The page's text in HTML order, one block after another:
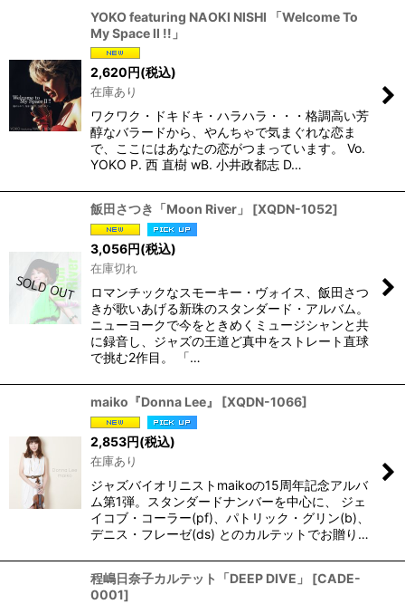
YOKO featuring NAOKI NISHI 「Welcome To
My Space ll !!」
2,620円(税込)
在庫あり
ワクワク・ドキドキ・ハラハラ・・・格調高い芳
醇なバラードから、やんちゃで気まぐれな恋ま
で、ここにはあなたの恋がつまっています。 Vo.
YOKO P. 西 直樹 wB. 小井政都志 D…
飯田さつき「Moon River」 [XQDN-1052]
3,056円(税込)
在庫切れ
ロマンチックなスモーキー・ヴォイス、飯田さつ
きが歌いあげる新珠のスタンダード・アルバム。
ニューヨークで今をときめくミュージシャンと共
に録音し、ジャズの王道ど真中をストレート直球
で挑む2作目。 「…
maiko『Donna Lee』 [XQDN-1066]
2,853円(税込)
在庫あり
ジャズバイオリニストmaikoの15周年記念アルバ
ム第1弾。スタンダードナンバーを中心に、 ジェ
イコブ・コーラー(pf)、パトリック・グリン(b)、
デニス・フレーゼ(ds) とのカルテットでお贈り…
程嶋日奈子カルテット「DEEP DIVE」 [CADE-
0001]